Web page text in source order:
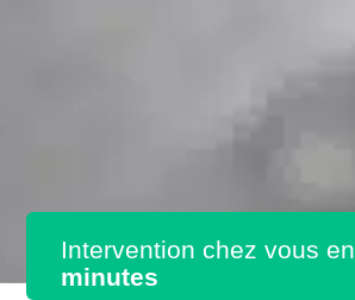
Intervention chez vous en
minutes